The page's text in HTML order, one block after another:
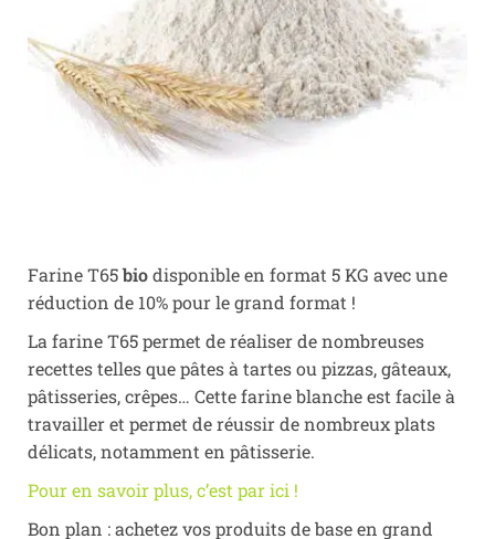
Farine T65biodisponible en format 5 KG avec une
réduction de 10% pour le grand format !
La farine T65 permet de réaliser de nombreuses
recettes telles que pâtes à tartes ou pizzas, gâteaux,
pâtisseries, crêpes… Cette farine blanche est facile à
travailler et permet de réussir de nombreux plats
délicats, notamment en pâtisserie.
Pour en savoir plus, c’est par ici !
Bon plan : achetez vos produits de base en grand